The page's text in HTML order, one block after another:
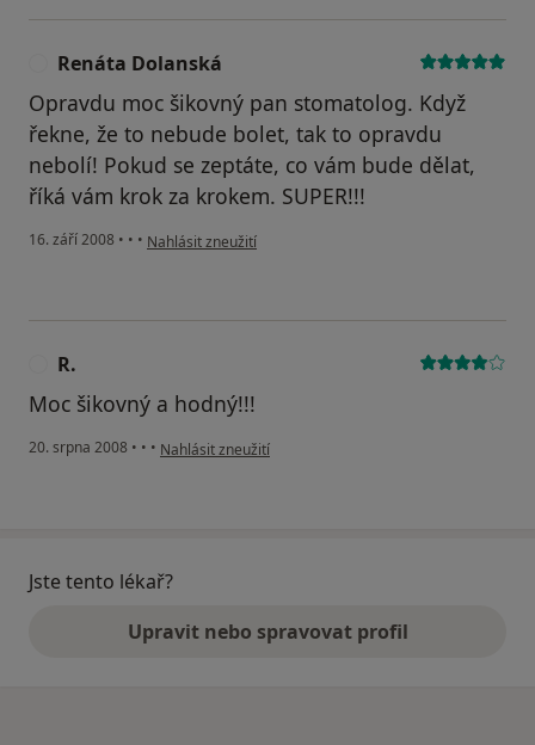
Renáta Dolanská
Opravdu moc šikovný pan stomatolog. Když
řekne, že to nebude bolet, tak to opravdu
nebolí! Pokud se zeptáte, co vám bude dělat,
říká vám krok za krokem. SUPER!!!
16. září 2008 • • • podle názoru uživatele Renáta Dolanská
Nahlásit zneužití
R.
Moc šikovný a hodný!!!
20. srpna 2008 • • • podle názoru uživatele R.
Nahlásit zneužití
Jste tento lékař?
Upravit nebo spravovat profil